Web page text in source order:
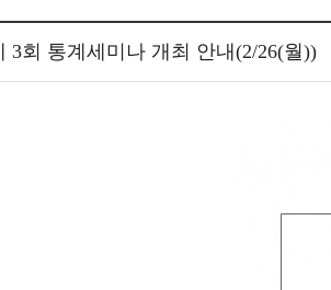
3회 통계세미나 개최 안내(2/26(월))